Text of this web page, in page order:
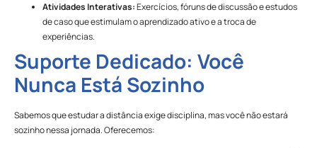
Atividades Interativas:Exercícios, fóruns de discussão e estudos
de caso que estimulam o aprendizado ativo e a troca de
experiências.
Suporte Dedicado: Você
Nunca Está Sozinho
Sabemos que estudar a distância exige disciplina, mas você não estará
sozinho nessa jornada. Oferecemos: